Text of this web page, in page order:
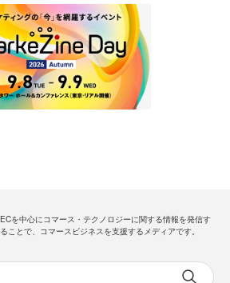
ECを中心にコマース・テクノロジーに関する情報を発信す
ることで、コマースビジネスを支援するメディアです。